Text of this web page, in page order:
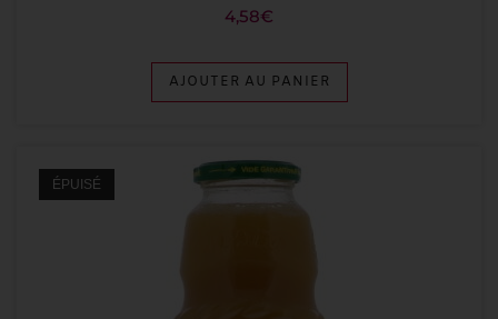
4,58€
AJOUTER AU PANIER
ÉPUISÉ